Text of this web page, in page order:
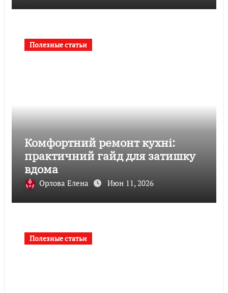
Полезные статьи
Комфортний ремонт кухні:
практичний гайд для затишку
вдома
Орлова Елена Июн 11, 2026
Полезные статьи